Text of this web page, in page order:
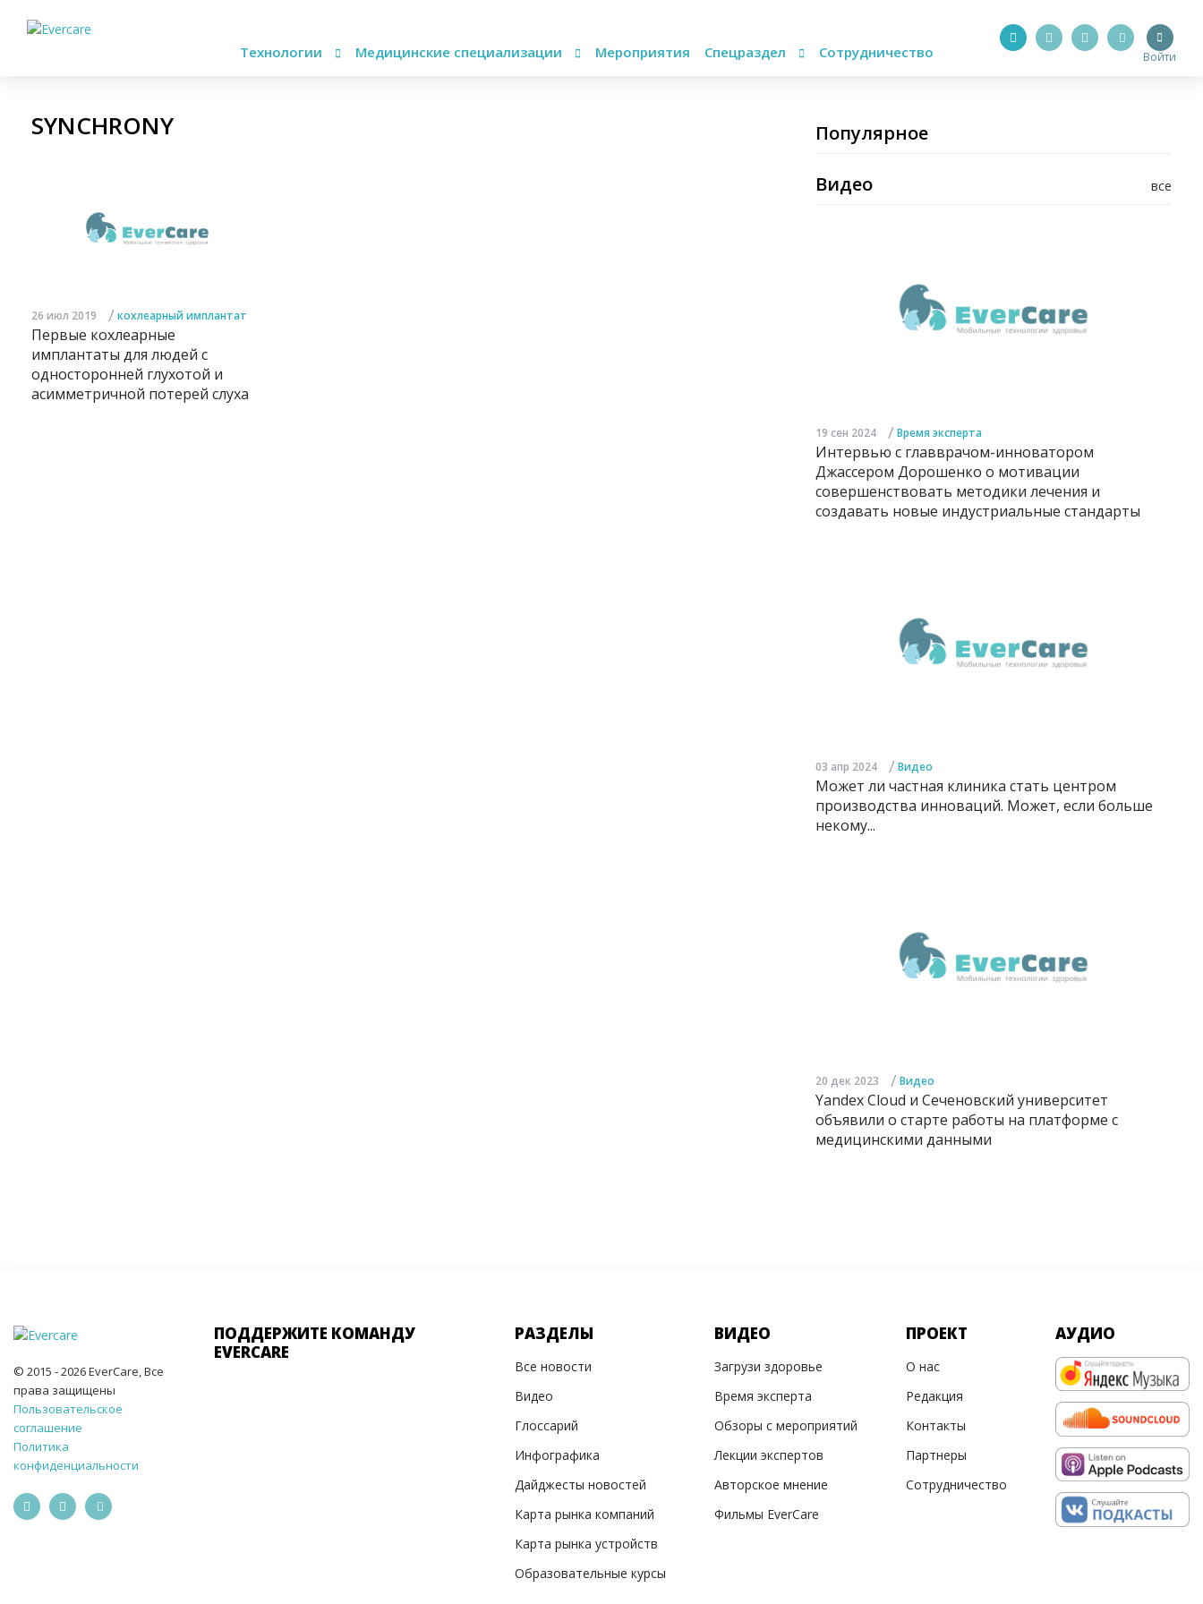
Технологии Медицинские специализации Мероприятия Спецраздел Сотрудничество Войти
SYNCHRONY
26 июл 2019 / кохлеарный имплантат
Первые кохлеарные
имплантаты для людей с
односторонней глухотой и
асимметричной потерей слуха
Популярное
все
Видео
19 сен 2024 / Время эксперта
Интервью с главврачом-инноватором
Джассером Дорошенко о мотивации
совершенствовать методики лечения и
создавать новые индустриальные стандарты
03 апр 2024 / Видео
Может ли частная клиника стать центром
производства инноваций. Может, если больше
некому...
20 дек 2023 / Видео
Yandex Cloud и Сеченовский университет
объявили о старте работы на платформе с
медицинскими данными
© 2015 - 2026 EverCare, Все
права защищены
Пользовательское
соглашение
Политика
конфиденциальности
ПОДДЕРЖИТЕ КОМАНДУ
EVERCARE
РАЗДЕЛЫ
Все новости
Видео
Глоссарий
Инфографика
Дайджесты новостей
Карта рынка компаний
Карта рынка устройств
Образовательные курсы
ВИДЕО
Загрузи здоровье
Время эксперта
Обзоры с мероприятий
Лекции экспертов
Авторское мнение
Фильмы EverCare
ПРОЕКТ
О нас
Редакция
Контакты
Партнеры
Сотрудничество
АУДИО